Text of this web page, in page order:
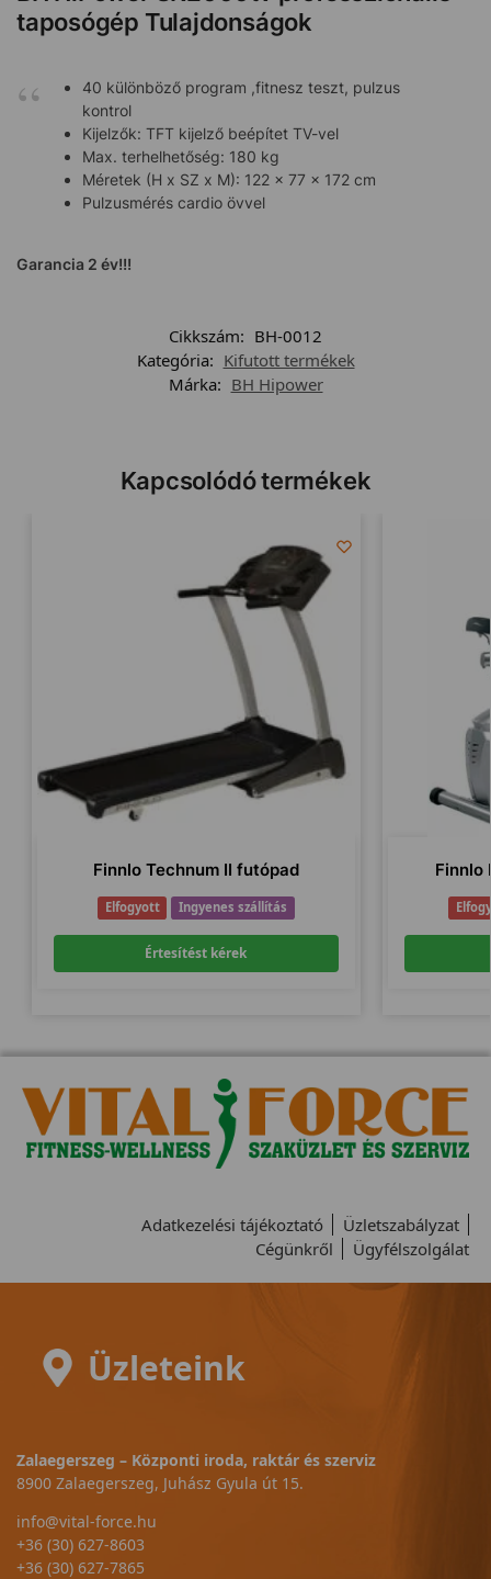
taposógép Tulajdonságok
40 különböző program ,fitnesz teszt, pulzus
kontrol
Kijelzők: TFT kijelző beépítet TV-vel
Max. terhelhetőség: 180 kg
Méretek (H x SZ x M): 122 x 77 x 172 cm
Pulzusmérés cardio övvel
Garancia 2 év!!!
Cikkszám: BH-0012
Kategória: Kifutott termékek
Márka: BH Hipower
Kapcsolódó termékek
Finnlo Technum II futópad
Elfogyott Ingyenes szállítás
Értesítést kérek
Finnlo
Adatkezelési tájékoztató
Üzletszabályzat
Cégünkről
Ügyfélszolgálat
Üzleteink
Zalaegerszeg – Központi iroda, raktár és szerviz
8900 Zalaegerszeg, Juhász Gyula út 15.
info@vital-force.hu
+36 (30) 627-8603
+36 (30) 627-7865